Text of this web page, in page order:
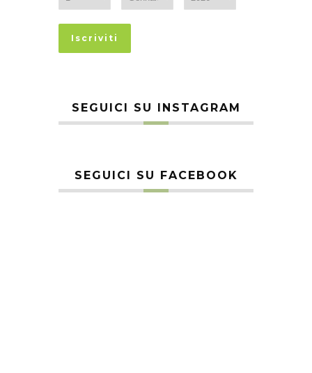
SEGUICI SU INSTAGRAM
SEGUICI SU FACEBOOK